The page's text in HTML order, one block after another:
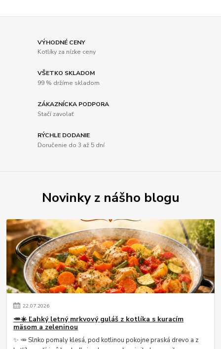
VÝHODNÉ CENY
Kotlíky za nízke ceny
VŠETKO SKLADOM
99 % držíme skladom
ZÁKAZNÍCKA PODPORA
Stačí zavolať
RÝCHLE DODANIE
Doručenie do 3 až 5 dní
Novinky z nášho blogu
22.07.2026
🥕☀️ Ľahký letný mrkvový guláš z kotlíka s kuracím
mäsom a zeleninou
✨ 🥕 Slnko pomaly klesá, pod kotlinou pokojne praská drevo a z